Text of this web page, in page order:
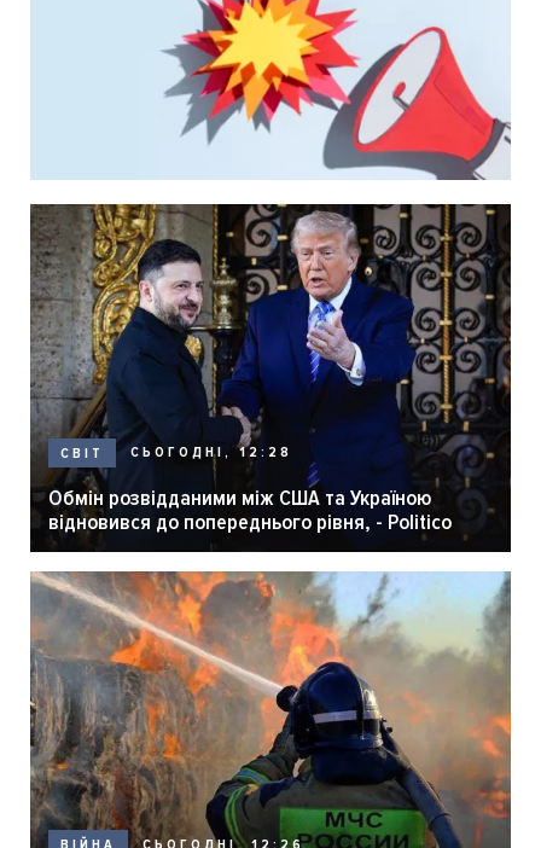
СВІТ СЬОГОДНІ, 12:28
Обмін розвідданими між США та Україною
відновився до попереднього рівня, - Politico